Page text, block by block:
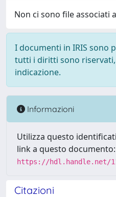
Non ci sono file associati
I documenti in IRIS sono
tutti i diritti sono riservati,
indicazione.
Informazioni
Utilizza questo
link a questo documento:
https://hdl.handle.net/
Citazioni